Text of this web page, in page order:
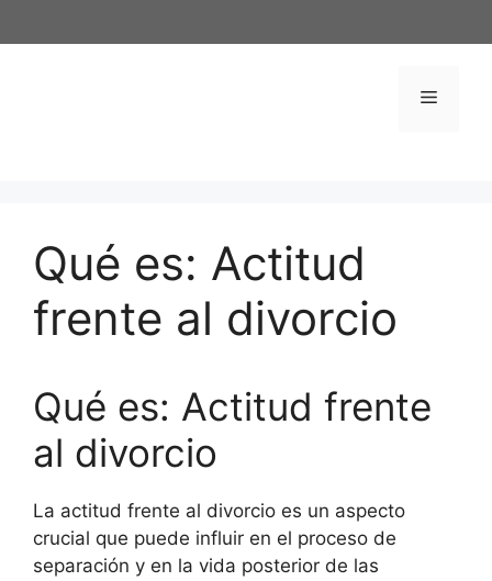
al
Menú
Qué es: Actitud
frente al divorcio
Qué es: Actitud frente
al divorcio
La actitud frente al divorcio es un aspecto
crucial que puede influir en el proceso de
separación y en la vida posterior de las